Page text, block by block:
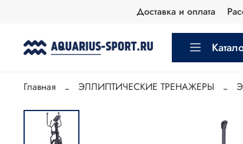
Доставка и оплата
Главная ЭЛЛИПТИЧЕСКИЕ ТРЕНАЖЕРЫ